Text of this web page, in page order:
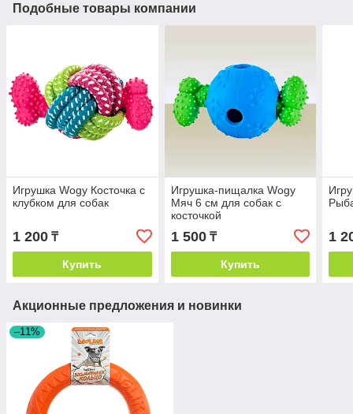
Подобные товары компании
Игрушка Wogy Косточка с
клубком для собак
1 200 ₸
Купить
Игрушка-пищалка Wogy
Мяч 6 см для собак с
косточкой
1 500₸
Купить
1
Акционные предложения и новинки
–11%